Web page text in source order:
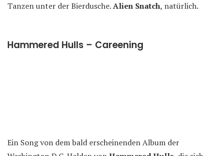
Tanzen unter der Bierdusche.Alien Snatch, natürlich.
Hammered Hulls – Careening
Ein Song von dem bald erscheinenden Album der